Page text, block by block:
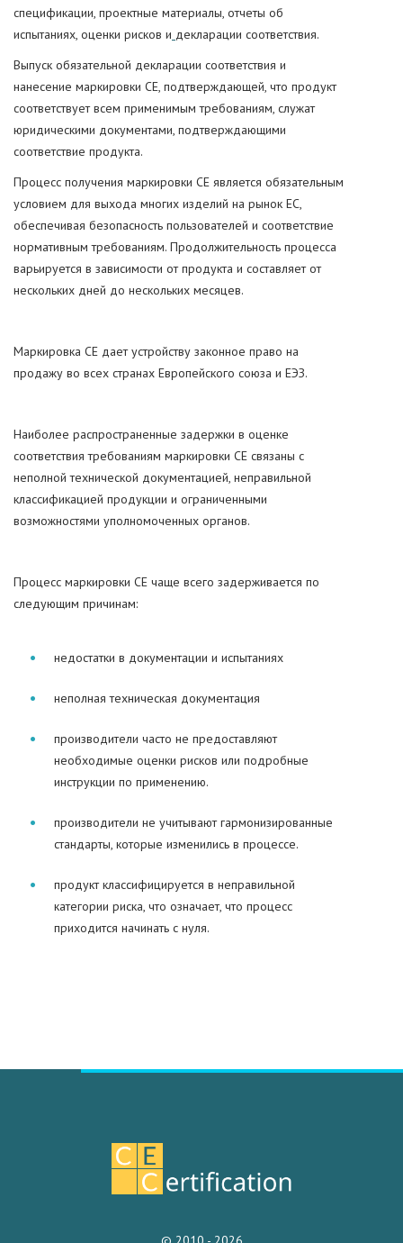
спецификации, проектные материалы, отчеты об
испытаниях, оценки рисков и декларации соответствия.
Выпуск обязательной декларации соответствия и
нанесение маркировки CE, подтверждающей, что продукт
соответствует всем применимым требованиям, служат
юридическими документами, подтверждающими
соответствие продукта.
Процесс получения маркировки CE является обязательным
условием для выхода многих изделий на рынок ЕС,
обеспечивая безопасность пользователей и соответствие
нормативным требованиям. Продолжительность процесса
варьируется в зависимости от продукта и составляет от
нескольких дней до нескольких месяцев.
Маркировка СЕ дает устройству законное право на
продажу во всех странах Европейского союза и ЕЭЗ.
Наиболее распространенные задержки в оценке
соответствия требованиям маркировки CE связаны с
неполной технической документацией, неправильной
классификацией продукции и ограниченными
возможностями уполномоченных органов.
Процесс маркировки CE чаще всего задерживается по
следующим причинам:
недостатки в документации и испытаниях
неполная техническая документация
производители часто не предоставляют
необходимые оценки рисков или подробные
инструкции по применению.
производители не учитывают гармонизированные
стандарты, которые изменились в процессе.
продукт классифицируется в неправильной
категории риска, что означает, что процесс
приходится начинать с нуля.